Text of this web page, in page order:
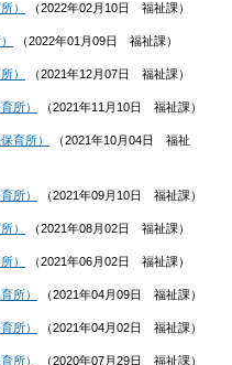
） （2022年02月10日 福祉課）
（2022年01月09日 福祉課）
） （2021年12月07日 福祉課）
所） （2021年11月10日 福祉課）
育所） （2021年10月04日
福祉
所） （2021年09月10日 福祉課）
） （2021年08月02日 福祉課）
） （2021年06月02日 福祉課）
所） （2021年04月09日 福祉課）
所） （2021年04月02日 福祉課）
所） （2020年07月29日 福祉課）